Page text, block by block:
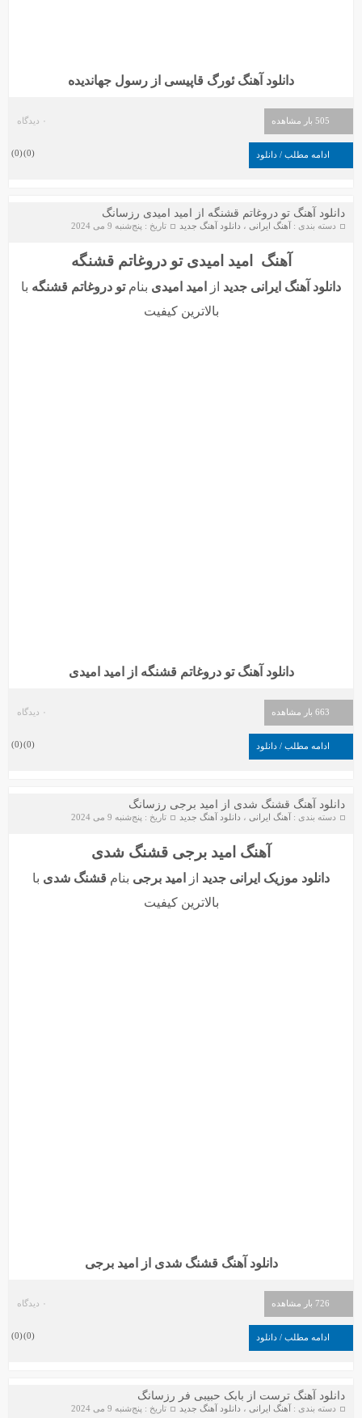
دانلود آهنگ ئورگ قاپیسی از رسول جهاندیده
505 بار مشاهده ۰ دیدگاه
ادامه مطلب / دانلود (
0
)
(
0
)
دانلود آهنگ تو دروغاتم قشنگه از امید امیدی رزسانگ
دسته بندی : آهنگ ایرانی ، دانلود آهنگ جدید تاریخ : پنج‌شنبه 9 می 2024
آهنگ امید امیدی تو دروغاتم قشنگه
دانلود آهنگ ایرانی جدید از امید امیدی بنام تو دروغاتم قشنگه با
بالاترین کیفیت
دانلود آهنگ تو دروغاتم قشنگه از امید امیدی
663 بار مشاهده ۰ دیدگاه
ادامه مطلب / دانلود (
0
)
(
0
)
دانلود آهنگ قشنگ شدی از امید برجی رزسانگ
دسته بندی :آهنگ ایرانی ، دانلود آهنگ جدید تاریخ : پنج‌شنبه 9 می 2024
آهنگ امید برجی قشنگ شدی
دانلود موزیک ایرانی جدید از امید برجی بنام قشنگ شدی با
بالاترین کیفیت
دانلود آهنگ قشنگ شدی از امید برجی
726 بار مشاهده ۰ دیدگاه
ادامه مطلب / دانلود (
0
)
(
0
)
دانلود آهنگ ترست از بابک حبیبی فر رزسانگ
دسته بندی :آهنگ ایرانی ، دانلود آهنگ جدید تاریخ : پنج‌شنبه 9 می 2024